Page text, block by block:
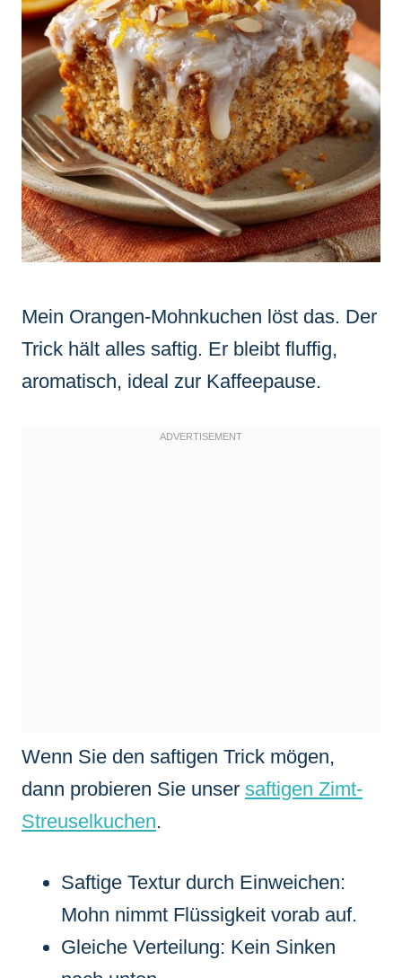
Mein Orangen-Mohnkuchen löst das. Der
Trick hält alles saftig. Er bleibt fluffig,
aromatisch, ideal zur Kaffeepause.
Wenn Sie den saftigen Trick mögen,
dann probieren Sie unser saftigen Zimt-
Streuselkuchen.
Saftige Textur durch Einweichen:
Mohn nimmt Flüssigkeit vorab auf.
Gleiche Verteilung: Kein Sinken